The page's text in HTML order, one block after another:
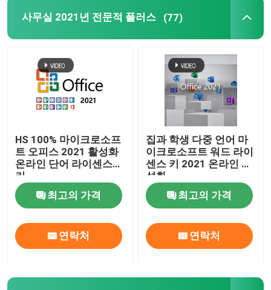
사무실 2021년 전문적 플러스 (77)
HS 100% 마이크로소프
트 오피스 2021 활성화
온라인 단어 라이센스
키
최고의 가격
연락처
집과 학생 다중 언어 마
이크로소프트 워드 라이
센스 키 2021 온라인 활
성화
최고의 가격
연락처